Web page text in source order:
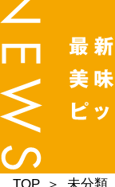
TOP 未分類